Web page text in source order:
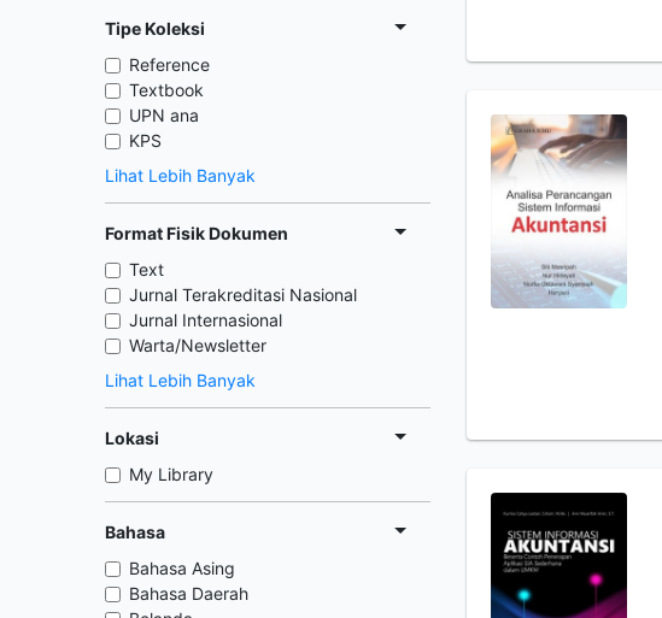
Tipe Koleksi
Reference
Textbook
UPN ana
KPS
Lihat Lebih Banyak
Format Fisik Dokumen
Text
Jurnal Terakreditasi Nasional
Jurnal Internasional
Warta/Newsletter
Lihat Lebih Banyak
Lokasi
My Library
Bahasa
Bahasa Asing
Bahasa Daerah